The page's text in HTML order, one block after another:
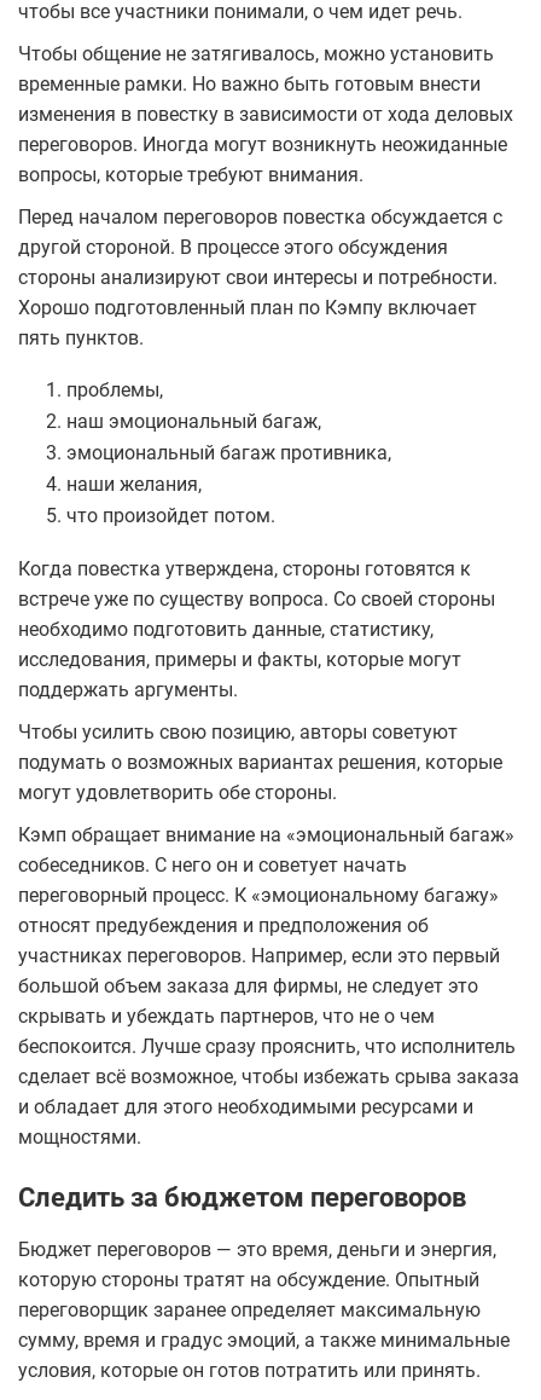
чтобы все участники понимали, о чем идет речь.
Чтобы общение не затягивалось, можно установить
временные рамки. Но важно быть готовым внести
изменения в повестку в зависимости от хода деловых
переговоров. Иногда могут возникнуть неожиданные
вопросы, которые требуют внимания.
Перед началом переговоров повестка обсуждается с
другой стороной. В процессе этого обсуждения
стороны анализируют свои интересы и потребности.
Хорошо подготовленный план по Кэмпу включает
пять пунктов.
проблемы,
наш эмоциональный багаж,
эмоциональный багаж противника,
наши желания,
что произойдет потом.
Когда повестка утверждена, стороны готовятся к
встрече уже по существу вопроса. Со своей стороны
необходимо подготовить данные, статистику,
исследования, примеры и факты, которые могут
поддержать аргументы.
Чтобы усилить свою позицию, авторы советуют
подумать о возможных вариантах решения, которые
могут удовлетворить обе стороны.
Кэмп обращает внимание на «эмоциональный багаж»
собеседников. С него он и советует начать
переговорный процесс. К «эмоциональному багажу»
относят предубеждения и предположения об
участниках переговоров. Например, если это первый
большой объем заказа для фирмы, не следует это
скрывать и убеждать партнеров, что не о чем
беспокоится. Лучше сразу прояснить, что исполнитель
сделает всё возможное, чтобы избежать срыва заказа
и обладает для этого необходимыми ресурсами и
мощностями.
Следить за бюджетом переговоров
Бюджет переговоров — это время, деньги и энергия,
которую стороны тратят на обсуждение. Опытный
переговорщик заранее определяет максимальную
сумму, время и градус эмоций, а также минимальные
условия, которые он готов потратить или принять.